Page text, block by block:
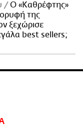
Ο «Καθρέφτης»
της
ξεχώρισε
best sellers;